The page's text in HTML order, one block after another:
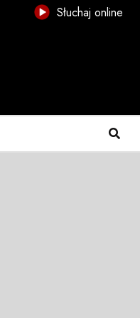
Słuchaj online